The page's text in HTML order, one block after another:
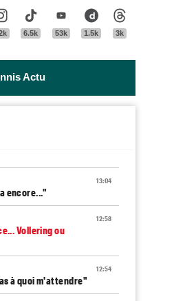
InstagramTik Tok
6.5k
Youtube
53k
Dailymotion
1.5k 3k
Actu
13:04
encore..."
12:58
Vollering ou
12:54
à quoi m'attendre"